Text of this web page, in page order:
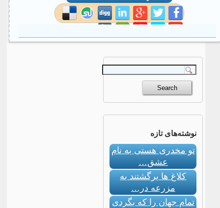
social site
نوشته‌های تازه
تو مخدری هستی به نام
عشق…
کلاغ ها برگشتند به
مزرعه در…
تمام جهان را که بگردی